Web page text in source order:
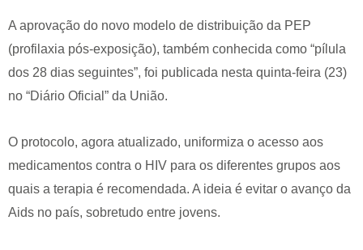
A aprovação do novo modelo de distribuição da PEP
(profilaxia pós-exposição), também conhecida como “pílula
dos 28 dias seguintes”, foi publicada nesta quinta-feira (23)
no “Diário Oficial” da União.
O protocolo, agora atualizado, uniformiza o acesso aos
medicamentos contra o HIV para os diferentes grupos aos
quais a terapia é recomendada. A ideia é evitar o avanço da
Aids no país, sobretudo entre jovens.